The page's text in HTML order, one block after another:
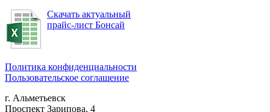
Скачать актуальный
прайс-лист Бонсай
Политика конфиденциальности
Пользовательское соглашение
г. Альметьевск
Проспект Зарипова, 4